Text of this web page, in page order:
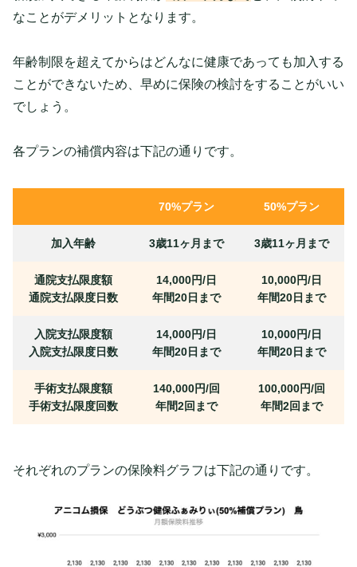
なことがデメリットとなります。
年齢制限を超えてからはどんなに健康であっても加入する
ことができないため、早めに保険の検討をすることがいい
でしょう。
各プランの補償内容は下記の通りです。
70%プラン 50%プラン
加入年齢 3歳11ヶ月まで 3歳11ヶ月まで
通院支払限度額
通院支払限度日数
14,000円/日
年間20日まで
10,000円/日
年間20日まで
入院支払限度額
入院支払限度日数
14,000円/日
年間20日まで
10,000円/日
年間20日まで
手術支払限度額
手術支払限度回数
140,000円/回
年間2回まで
100,000円/回
年間2回まで
それぞれのプランの保険料グラフは下記の通りです。